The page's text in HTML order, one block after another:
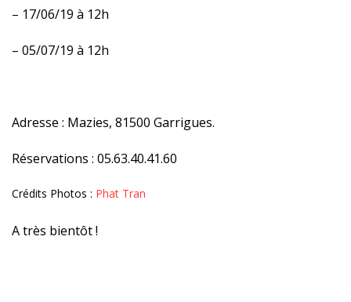
– 17/06/19 à 12h
– 05/07/19 à 12h
Adresse : Mazies, 81500 Garrigues.
Réservations : 05.63.40.41.60
Crédits Photos : Phat Tran
A très bientôt !